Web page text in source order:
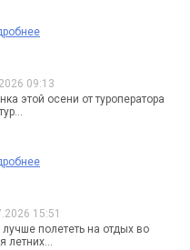
09:13
этой осени от туроператора
15:51
лучше полететь на отдых во
летних...